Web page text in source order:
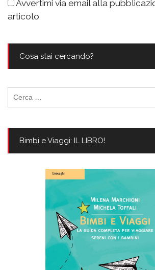
Avvertimi via email alla
articolo
Cosa stai cercando?
per:
Bimbi e Viaggi: IL LIBRO!